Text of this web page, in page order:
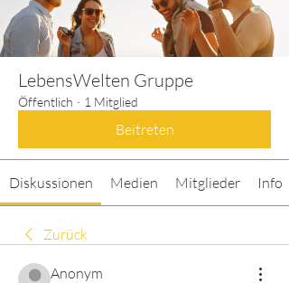
LebensWelten Gruppe
Öffentlich · 1 Mitglied
Beitreten
Diskussionen Medien Mitglieder Info
Zurück
Anonym